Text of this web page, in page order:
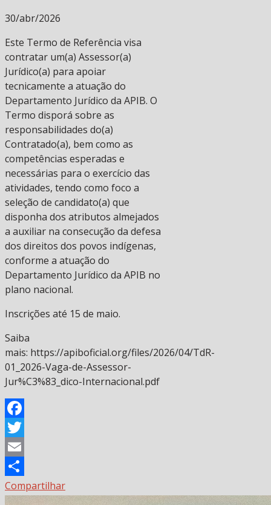
30/abr/2026
Este Termo de Referência visa
contratar um(a) Assessor(a)
Jurídico(a) para apoiar
tecnicamente a atuação do
Departamento Jurídico da APIB. O
Termo disporá sobre as
responsabilidades do(a)
Contratado(a), bem como as
competências esperadas e
necessárias para o exercício das
atividades, tendo como foco a
seleção de candidato(a) que
disponha dos atributos almejados
a auxiliar na consecução da defesa
dos direitos dos povos indígenas,
conforme a atuação do
Departamento Jurídico da APIB no
plano nacional.
Inscrições até 15 de maio.
Saiba
mais: https://apiboficial.org/files/2026/04/TdR-
01_2026-Vaga-de-Assessor-
Jur%C3%83_dico-Internacional.pdf
Facebook
Twitter
Email
Compartilhar